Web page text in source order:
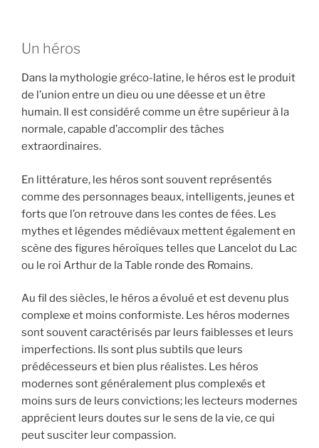
Un héros
Dans la mythologie gréco-latine, le héros est le produit
de l’union entre un dieu ou une déesse et un être
humain. Il est considéré comme un être supérieur à la
normale, capable d’accomplir des tâches
extraordinaires.
En littérature, les héros sont souvent représentés
comme des personnages beaux, intelligents, jeunes et
forts que l’on retrouve dans les contes de fées. Les
mythes et légendes médiévaux mettent également en
scène des figures héroïques telles que Lancelot du Lac
ou le roi Arthur de la Table ronde des Romains.
Au fil des siècles, le héros a évolué et est devenu plus
complexe et moins conformiste. Les héros modernes
sont souvent caractérisés par leurs faiblesses et leurs
imperfections. Ils sont plus subtils que leurs
prédécesseurs et bien plus réalistes. Les héros
modernes sont généralement plus complexés et
moins surs de leurs convictions; les lecteurs modernes
apprécient leurs doutes sur le sens de la vie, ce qui
peut susciter leur compassion.